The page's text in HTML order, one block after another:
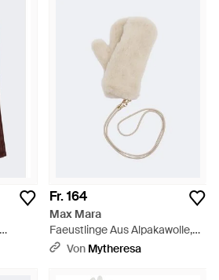
Fr. 164
Max Mara
Faeustlinge Aus Alpakawolle,
Wolle Und Seide - Weiß
Von Mytheresa